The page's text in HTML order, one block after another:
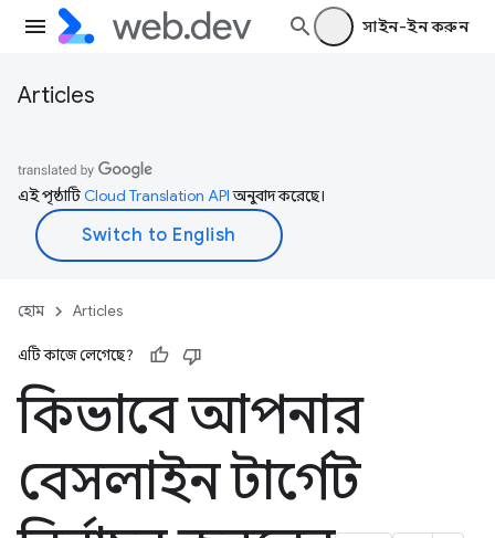
সাইন-ইন করুন
Articles
এই পৃষ্ঠাটিCloud Translation APIঅনুবাদ করেছে।
হোম Articles
এটি কাজে লেগেছে?
কিভাবে আপনার
বেসলাইন টার্গেট